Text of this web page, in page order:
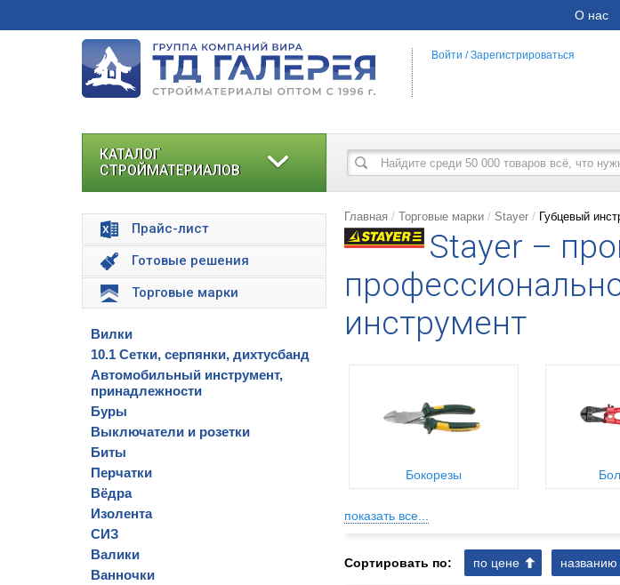
О нас
Войти /Зарегистрироваться
КАТАЛОГ
СТРОЙМАТЕРИАЛОВ
Прайс-лист
Готовые решения
Торговые марки
Вилки
10.1 Сетки, серпянки, дихтусбанд
Автомобильный инструмент,
принадлежности
Буры
Выключатели и розетки
Биты
Перчатки
Вёдра
Изолента
СИЗ
Валики
Ванночки
Главная Торговые марки Stayer Губцевый
Stayer –
инструмент
Бокорезы
показать все...
Сортировать по: по цене названию